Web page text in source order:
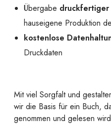
Übergabe druckfertiger
hauseigene Produktion
kostenlose
Druckdaten
Mit viel Sorgfalt und
wir die Basis für ein Buch,
genommen und gelesen